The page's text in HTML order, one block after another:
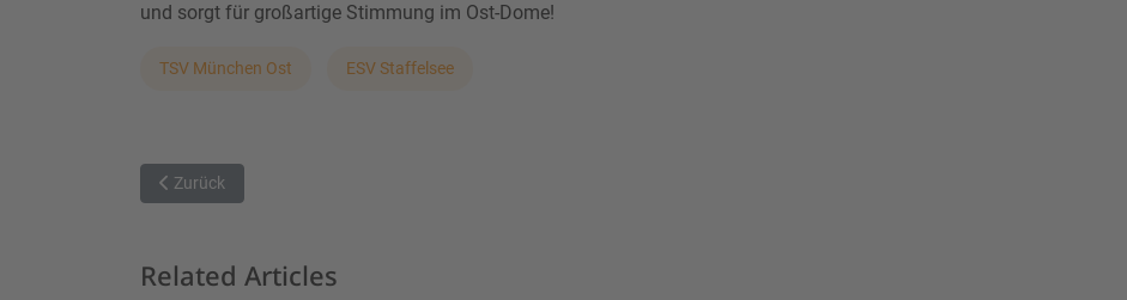
und sorgt für großartige Stimmung im Ost-Dome!
TSV München Ost ESV Staffelsee
Vorheriger Beitrag: Spannendes Spiel gegen den Tabellennachbarn
Zurück
Related Articles